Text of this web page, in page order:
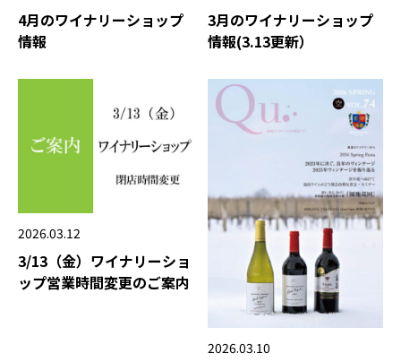
4月のワイナリーショップ
情報
3月のワイナリーショップ
情報(3.13更新）
2026.03.12
3/13（金）ワイナリーショ
ップ営業時間変更のご案内
2026.03.10